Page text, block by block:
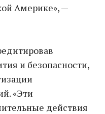
Америке», —
и безопасности,
«Эти
действия